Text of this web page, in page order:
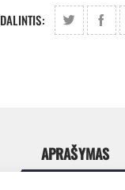
DALINTIS:
APRAŠYMAS